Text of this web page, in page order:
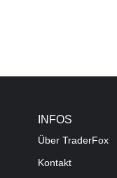
INFOS
Über TraderFox
Kontakt